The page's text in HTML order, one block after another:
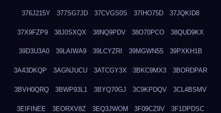
376J215Y 377SG7JD 37CVGS0S 37IHO75D 37JQKID8
37X9FZP9 38J0SXQX 38NQ9PDV 38O70PCO 38QUD9KX
39D3U3A0 39LAIWA9 39LCYZRI 39MGWN55 39PXKH1B
3A43DKQP 3AGNJUCU 3ATCGY3X 3BKC9MX3 3BORDPAR
3BVH0QRQ 3BWP93L1 3BYQ70GJ 3C9KPDQV 3CL4BSMV
3EIFINEE 3EORXV8Z 3EQ3JWOM 3F09CZ9V 3F1DPDSC